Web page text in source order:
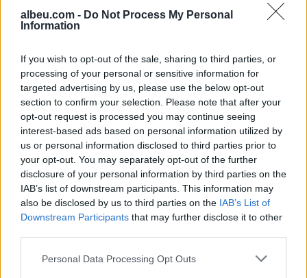
albeu.com - Do Not Process My Personal
Information
If you wish to opt-out of the sale, sharing to third parties, or
processing of your personal or sensitive information for
targeted advertising by us, please use the below opt-out
section to confirm your selection. Please note that after your
opt-out request is processed you may continue seeing
interest-based ads based on personal information utilized by
us or personal information disclosed to third parties prior to
your opt-out. You may separately opt-out of the further
disclosure of your personal information by third parties on the
IAB’s list of downstream participants. This information may
also be disclosed by us to third parties on the IAB’s List of
Downstream Participants that may further disclose it to other
Personal Data Processing Opt Outs
elektrik thyen rekordin e klasës
në Nürburgring
Alexander-Arnold nis kapitullin
e dytë te Real Madridi, këtë
herë nën drejtimin e Mourinhos
Misteri “Armando Broja” në
Angli, çfarë po ndodh me
sulmuesin e Kombëtares?